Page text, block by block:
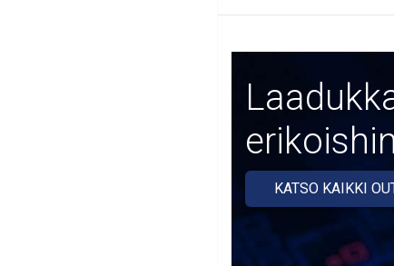
KATSO KAIKKI